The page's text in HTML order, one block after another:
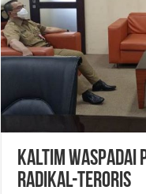
Kaltim
Radikal-Teroris